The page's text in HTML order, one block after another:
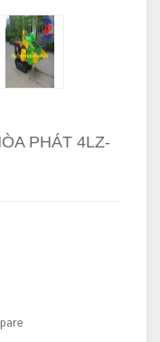
PHÁT 4LZ-